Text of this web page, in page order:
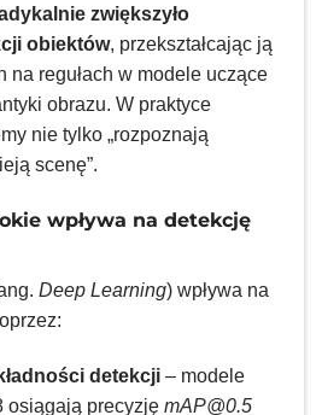
zwiększyło
obiektów, przekształcając ją
na regułach w modele uczące
obrazu. W praktyce
nie tylko „rozpoznają
scenę”.
wpływa na detekcję
Deep Learning) wpływa na
detekcji – modele
osiągają precyzjęmAP@0.5